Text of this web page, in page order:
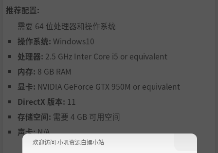
你将邂逅多位性格鲜明的女主角，通过特定事件和互动提升
好感，触发专属浪漫事件。无论是选择一生专情，还是在复
杂的感情纠葛中游走，你的每一次选择都会改变故事的结
局。结婚、生子，与心爱的人共同经营一个温馨的小家，这
段感情旅程由你书写。
推荐配置:
需要 64 位处理器和操作系统
操作系统: Windows10
处理器: 2.5 GHz Inter Core i5 or equivalent
内存: 8 GB RAM
显卡: NVIDIA GeForce GTX 950M or equivalent
DirectX 版本: 11
存储空间: 需要 4 GB 可用空间
声卡:N/A
欢迎访问 小叽资源白嫖小站